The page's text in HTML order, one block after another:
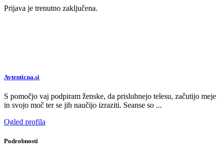
Prijava je trenutno zaključena.
Avtenticna.si
S pomočjo vaj podpiram ženske, da prisluhnejo telesu, začutijo meje
in svojo moč ter se jih naučijo izraziti. Seanse so ...
Ogled profila
Podrobnosti